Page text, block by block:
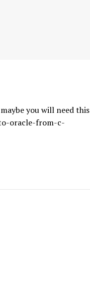
you will need this
oracle-from-c-